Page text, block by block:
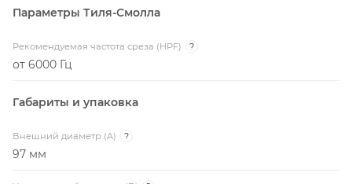
Параметры Тиля-Смолла
Рекомендуемая частота среза (HPF) ?
от 6000 Гц
Габариты и упаковка
Внешний диаметр (A) ?
97 мм